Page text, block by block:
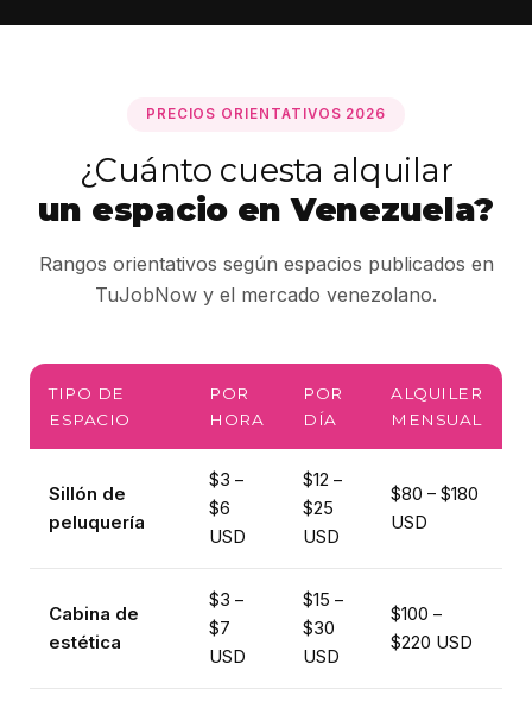
PRECIOS ORIENTATIVOS 2026
¿Cuánto cuesta alquilar
un espacio en Venezuela?
Rangos orientativos según espacios publicados en
TuJobNow y el mercado venezolano.
TIPO DE
ESPACIO
POR
HORA
POR
DÍA
ALQUILER
MENSUAL
Sillón de
peluquería
$3 –
$6
USD
$12 –
$25
USD
$80 – $180
USD
Cabina de
estética
$3 –
$7
USD
$15 –
$30
USD
$100 –
$220 USD